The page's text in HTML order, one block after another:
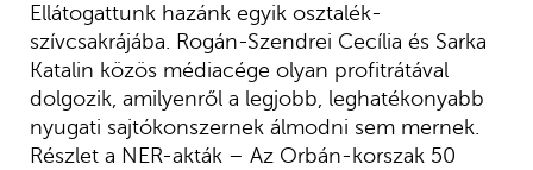
Ellátogattunk hazánk egyik osztalék-
szívcsakrájába. Rogán-Szendrei Cecília és Sarka
Katalin közös médiacége olyan profitrátával
dolgozik, amilyenről a legjobb, leghatékonyabb
nyugati sajtókonszernek álmodni sem mernek.
Részlet a NER-akták – Az Orbán-korszak 50